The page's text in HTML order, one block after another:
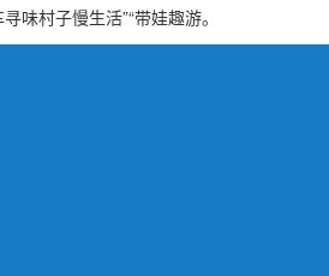
味村子慢生活”“带娃趣游。